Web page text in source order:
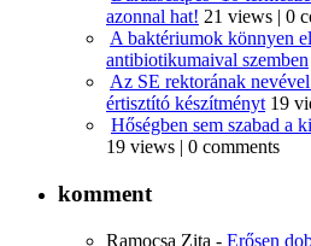
azonnal hat! 21 views | 0
A baktériumok könnyen
antibiotikumaival szemben
Az SE rektorának
értisztító készítményt 19
Hőségben sem szabad a
19 views | 0 comments
komment
Ramocsa Zita - Erősen